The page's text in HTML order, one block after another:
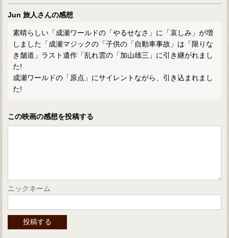
Jun 旅人さんの感想
素晴らしい「成瀬ワールドの「やるせなさ」に「哀しみ」が増
しました「成瀬マジックの「子供の「自動車事故」は「限りな
き舗道」ラスト遺作「乱れ雲の「加山雄三」に引き継がれまし
た!
成瀬ワールドの「原点」にサイレントながら、引き込まれまし
た!
この映画の感想を投稿する
ニックネーム